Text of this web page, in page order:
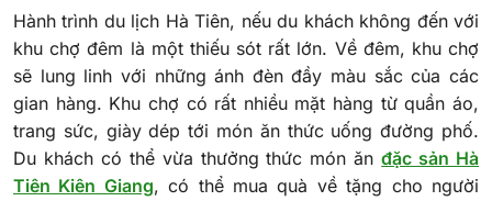
Hành trình du lịch Hà Tiên, nếu du khách không đến với
khu chợ đêm là một thiếu sót rất lớn. Về đêm, khu chợ
sẽ lung linh với những ánh đèn đầy màu sắc của các
gian hàng. Khu chợ có rất nhiều mặt hàng từ quần áo,
trang sức, giày dép tới món ăn thức uống đường phố.
Du khách có thể vừa thưởng thức món ănđặc sản Hà
Tiên Kiên Giang, có thể mua quà về tặng cho người